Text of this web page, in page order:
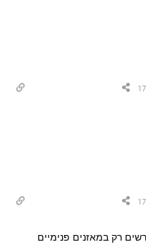
רק במאזנים פנימיים